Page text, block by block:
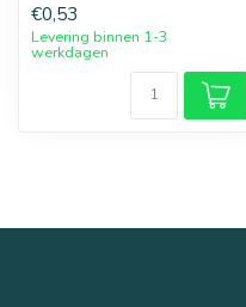
€0,53
Levering binnen 1-3
werkdagen